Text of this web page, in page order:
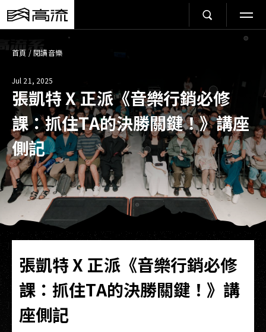
首頁 /閱讀音樂
Jul 21, 2025
張凱特 X 正派《音樂行銷必修
課：抓住TA的決勝關鍵！》講座
側記
張凱特 X 正派《音樂行銷必修
課：抓住TA的決勝關鍵！》講
座側記